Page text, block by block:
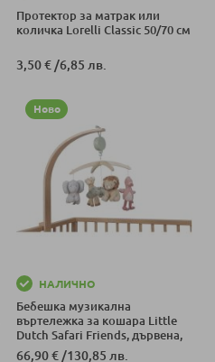
Протектор за матрак или
количка Lorelli Classic 50/70 см
3,50 € /6,85 лв.
Ново
НАЛИЧНО
Бебешка музикална
въртележка за кошара Little
Dutch Safari Friends, дървена,
LD8300
66,90 €/130,85 лв.